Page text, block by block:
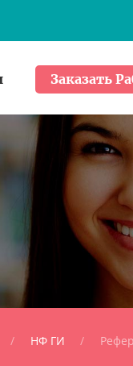
Заказать
НФ ГИ